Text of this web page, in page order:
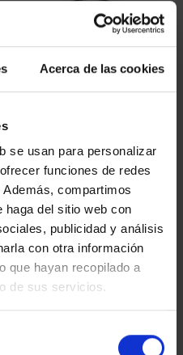
Acerca de las cookies
se usan para personalizar
funciones de redes
compartimos
haga del sitio web con
publicidad y análisis
con otra información
que hayan recopilado a
de sus servicios.
CANJE 60 EURO 2026
ACADEMIA DEL AIRE - P...
60,00 €